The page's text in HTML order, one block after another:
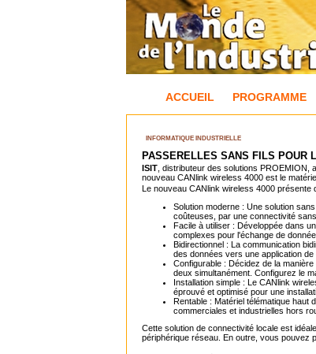
ACCUEIL PROGRAMME
INFORMATIQUE INDUSTRIELLE
PASSERELLES SANS FILS POUR
ISIT , distributeur des solutions
nouveau CANlink wireless 4000 est le
Le nouveau CANlink wireless 4000 présente
Solution moderne : Une solution
coûteuses, par une connectivité
Facile à utiliser : Développée dans
complexes pour l'échange de
Bidirectionnel : La communication
des données vers une application
Configurable : Décidez de la
deux simultanément. Configurez le
Installation simple : Le CANlink
éprouvé et optimisé pour une
Rentable : Matériel télématique haut
commerciales et industrielles hors
Cette solution de connectivité locale est
périphérique réseau. En outre, vous pouvez